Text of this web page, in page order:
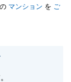
マンション を ご